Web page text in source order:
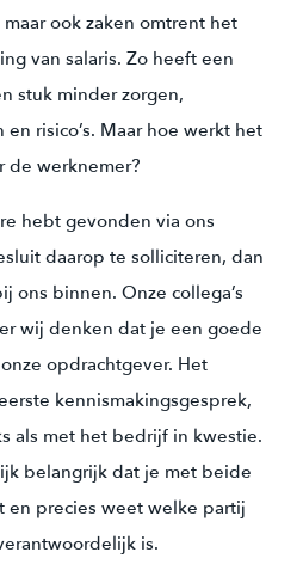
ook zaken omtrent het
van salaris. Zo heeft een
stuk minder zorgen,
risico’s. Maar hoe werkt het
de werknemer?
hebt gevonden via ons
daarop te solliciteren, dan
ons binnen. Onze collega’s
wij denken dat je een goede
opdrachtgever. Het
kennismakingsgesprek,
als met het bedrijf in kwestie.
belangrijk dat je met beide
en precies weet welke partij
is.